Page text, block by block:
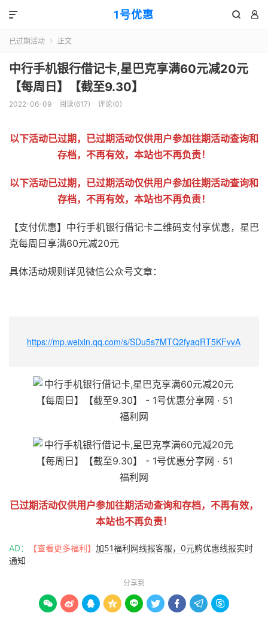
1号优惠  

已过期活动  正文
中行手机银行借记卡,星巴克享满60元减20元
【每周日】【截至9.30】
2022-06-09 阅读(617) 评论(0)
以下活动已过期，已过期活动仅供用户参加往期活动查询和
存档，不再有效，本站也不再负责！
以下活动已过期，已过期活动仅供用户参加往期活动查询和
存档，不再有效，本站也不再负责！
【支付优惠】中行手机银行借记卡二维码支付享优惠，星巴
克每周日享满60元减20元
具体活动规则详见微信公众号文章：
https://mp.weixin.qq.com/s/SDu5s7MTQ2fyaqRT5KFvvA
已过期活动仅供用户参加往期活动查询和存档，不再有效，
本站也不再负责！
AD： 【查看更多福利】 加51福利网线报客服，0元购优惠线报实时
通知
分享到
        